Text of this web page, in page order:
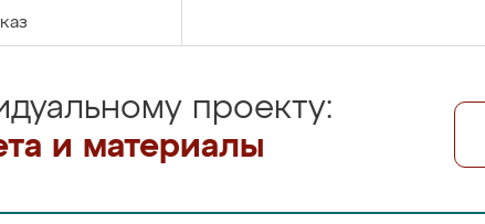
проекту:
и материалы